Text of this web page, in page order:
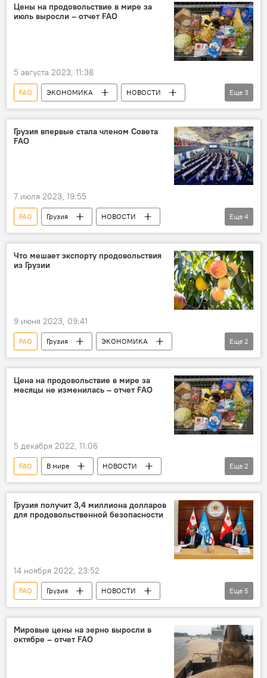
Цены на продовольствие в мире за
июль выросли – отчет FAO
5 августа 2023, 11:38
FAO ЭКОНОМИКА
НОВОСТИ
В мире
продукты питания цены
Еще 3
Грузия впервые стала членом Совета
FAO
7 июля 2023, 19:55
FAO Грузия
НОВОСТИ
ЭКОНОМИКА
Рим
ОБЩЕСТВО
Министерство охраны окружающей среды и сельского хозяйства Грузии
Еще 4
Что мешает экспорту продовольствия
из Грузии
9 июня 2023, 09:41
FAO Грузия
ЭКОНОМИКА
НОВОСТИ
Сельское хозяйство Грузии
Еще 2
Цена на продовольствие в мире за
месяцы не изменилась – отчет FAO
5 декабря 2022, 11:06
FAO В мире
НОВОСТИ
ЭКОНОМИКА
цены
Еще 2
Грузия получит 3,4 миллиона долларов
для продовольственной безопасности
14 ноября 2022, 23:52
FAO Грузия
НОВОСТИ
ЭКОНОМИКА
Отар Шамугия
Швеция
Еще 5
Мировые цены на зерно выросли в
октябре – отчет FAO